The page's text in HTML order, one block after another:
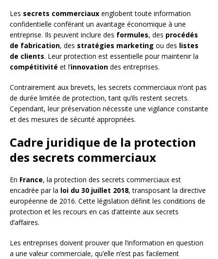
Les secrets commerciaux englobent toute information
confidentielle conférant un avantage économique à une
entreprise. Ils peuvent inclure des formules, des procédés
de fabrication, des stratégies marketing ou des listes
de clients. Leur protection est essentielle pour maintenir la
compétitivité et l’innovation des entreprises.
Contrairement aux brevets, les secrets commerciaux n’ont pas
de durée limitée de protection, tant qu’ils restent secrets.
Cependant, leur préservation nécessite une vigilance constante
et des mesures de sécurité appropriées.
Cadre juridique de la protection
des secrets commerciaux
En France, la protection des secrets commerciaux est
encadrée par la loi du 30 juillet 2018, transposant la directive
européenne de 2016. Cette législation définit les conditions de
protection et les recours en cas d’atteinte aux secrets
d’affaires.
Les entreprises doivent prouver que l’information en question
a une valeur commerciale, qu’elle n’est pas facilement